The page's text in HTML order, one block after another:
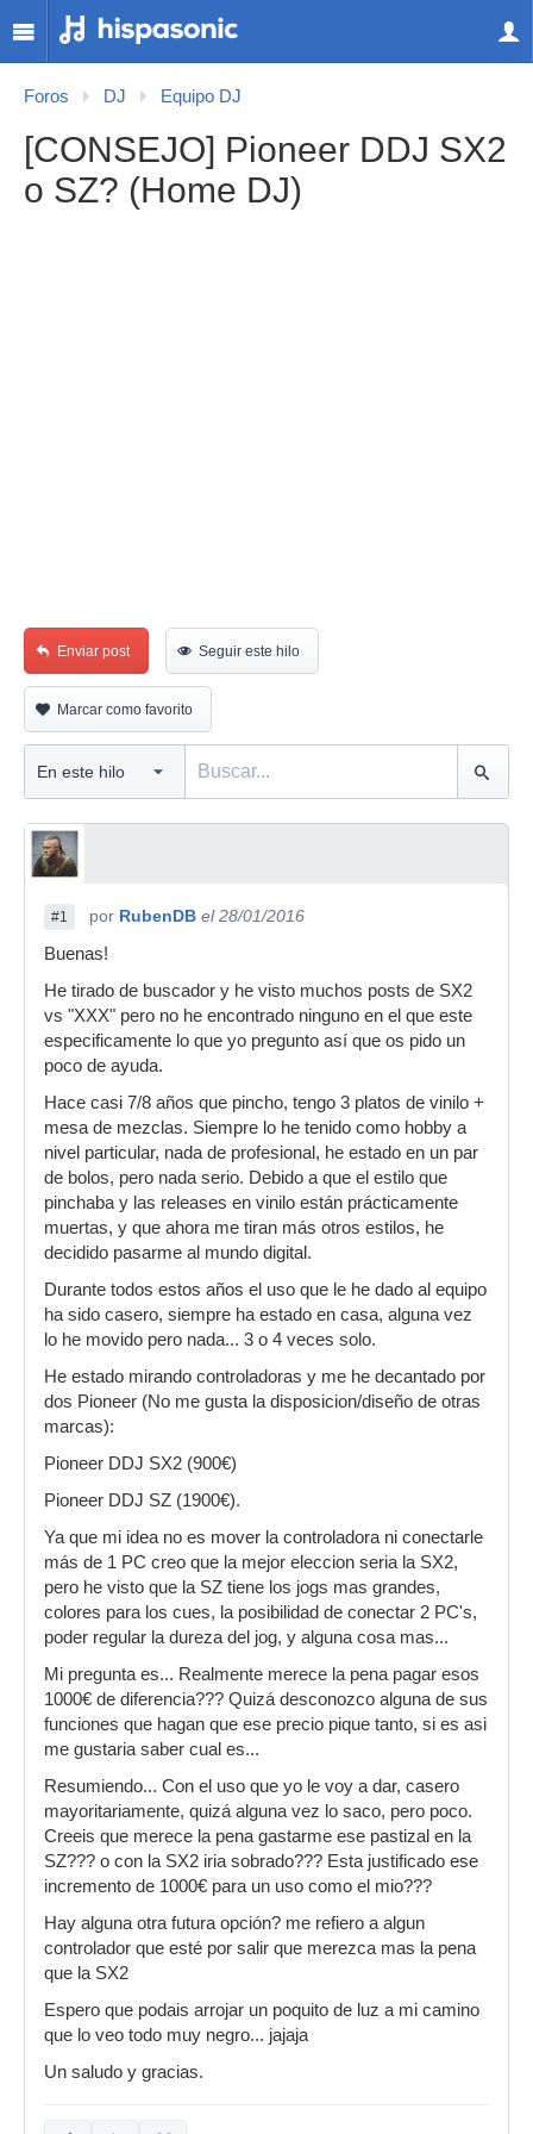
Foros DJ Equipo DJ
[CONSEJO] Pioneer DDJ SX2
o SZ? (Home DJ)
Enviar post Seguir este hilo
Marcar como favorito
#1 por RubenDB el 28/01/2016
Buenas!
He tirado de buscador y he visto muchos posts de SX2
vs "XXX" pero no he encontrado ninguno en el que este
especificamente lo que yo pregunto así que os pido un
poco de ayuda.
Hace casi 7/8 años que pincho, tengo 3 platos de vinilo +
mesa de mezclas. Siempre lo he tenido como hobby a
nivel particular, nada de profesional, he estado en un par
de bolos, pero nada serio. Debido a que el estilo que
pinchaba y las releases en vinilo están prácticamente
muertas, y que ahora me tiran más otros estilos, he
decidido pasarme al mundo digital.
Durante todos estos años el uso que le he dado al equipo
ha sido casero, siempre ha estado en casa, alguna vez
lo he movido pero nada... 3 o 4 veces solo.
He estado mirando controladoras y me he decantado por
dos Pioneer (No me gusta la disposicion/diseño de otras
marcas):
Pioneer DDJ SX2 (900€)
Pioneer DDJ SZ (1900€).
Ya que mi idea no es mover la controladora ni conectarle
más de 1 PC creo que la mejor eleccion seria la SX2,
pero he visto que la SZ tiene los jogs mas grandes,
colores para los cues, la posibilidad de conectar 2 PC's,
poder regular la dureza del jog, y alguna cosa mas...
Mi pregunta es... Realmente merece la pena pagar esos
1000€ de diferencia??? Quizá desconozco alguna de sus
funciones que hagan que ese precio pique tanto, si es asi
me gustaria saber cual es...
Resumiendo... Con el uso que yo le voy a dar, casero
mayoritariamente, quizá alguna vez lo saco, pero poco.
Creeis que merece la pena gastarme ese pastizal en la
SZ??? o con la SX2 iria sobrado??? Esta justificado ese
incremento de 1000€ para un uso como el mio???
Hay alguna otra futura opción? me refiero a algun
controlador que esté por salir que merezca mas la pena
que la SX2
Espero que podais arrojar un poquito de luz a mi camino
que lo veo todo muy negro... jajaja
Un saludo y gracias.